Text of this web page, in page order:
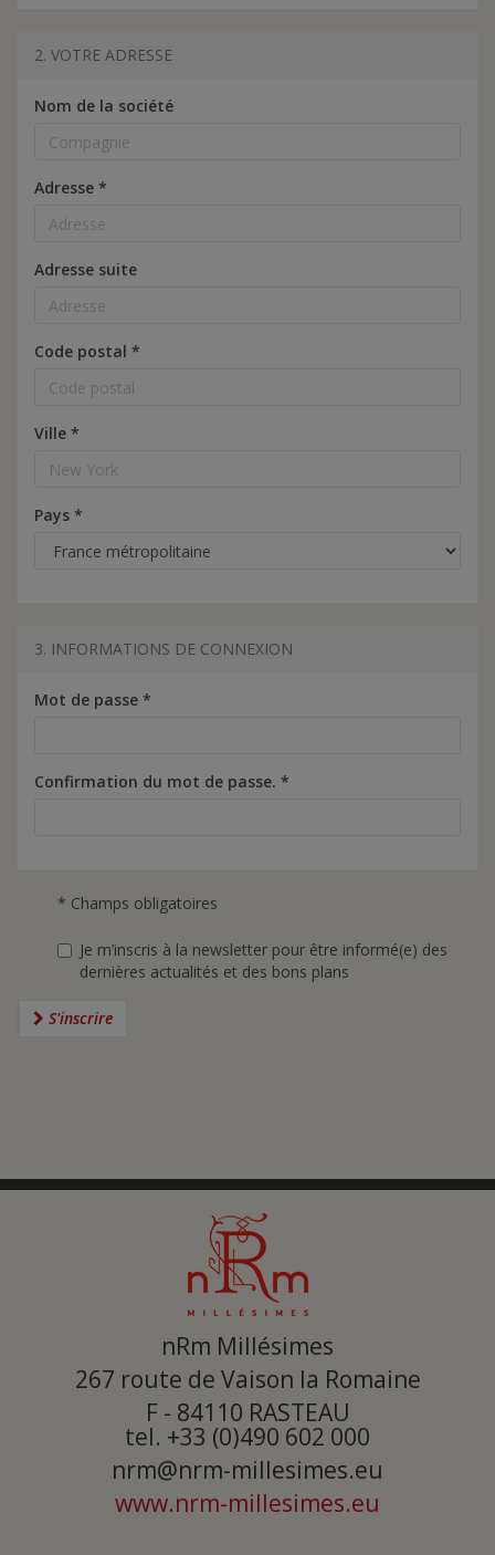
2. VOTRE ADRESSE
Nom de la société
Adresse *
Adresse suite
Code postal *
Ville *
Pays *
3. INFORMATIONS DE CONNEXION
Mot de passe *
Confirmation du mot de passe. *
* Champs obligatoires
Je m’inscris à la newsletter pour être informé(e) des
dernières actualités et des bons plans
S'inscrire
nRm Millésimes
267 route de Vaison la Romaine
F - 84110 RASTEAU
tel. +33 (0)490 602 000
nrm@nrm-millesimes.eu
www.nrm-millesimes.eu